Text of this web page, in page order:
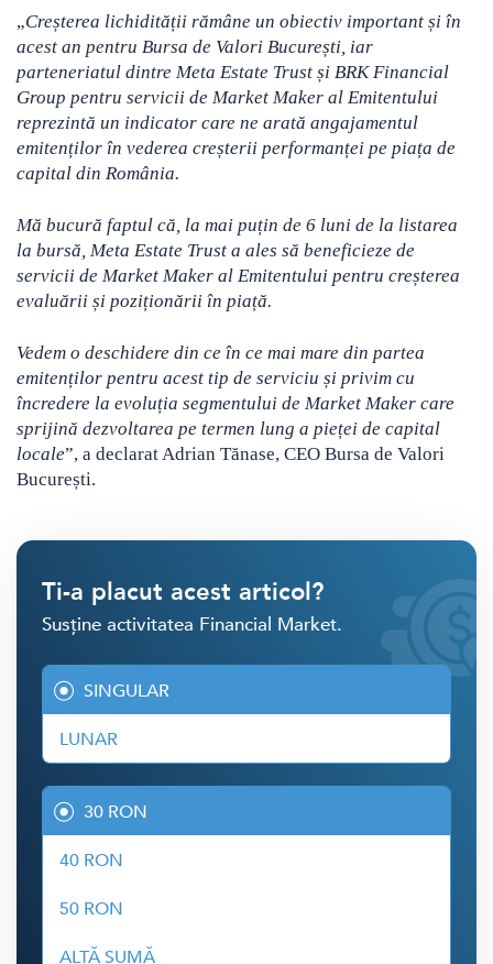
„Creșterea lichidității rămâne un obiectiv important și în
acest an pentru Bursa de Valori București, iar
parteneriatul dintre Meta Estate Trust și BRK Financial
Group pentru servicii de Market Maker al Emitentului
reprezintă un indicator care ne arată angajamentul
emitenților în vederea creșterii performanței pe piața de
capital din România.
Mă bucură faptul că, la mai puțin de 6 luni de la listarea
la bursă, Meta Estate Trust a ales să beneficieze de
servicii de Market Maker al Emitentului pentru creșterea
evaluării și poziționării în piață.
Vedem o deschidere din ce în ce mai mare din partea
emitenților pentru acest tip de serviciu și privim cu
încredere la evoluția segmentului de Market Maker care
sprijină dezvoltarea pe termen lung a pieței de capital
locale”, a declarat Adrian Tănase, CEO Bursa de Valori
București.
Ti-a placut acest articol?
Susține activitatea Financial Market.
SINGULAR
LUNAR
30 RON
40 RON
50 RON
ALTĂ SUMĂ